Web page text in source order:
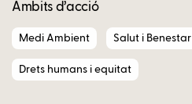
Àmbits d’acció
Medi Ambient Salut i Benestar
Drets humans i equitat